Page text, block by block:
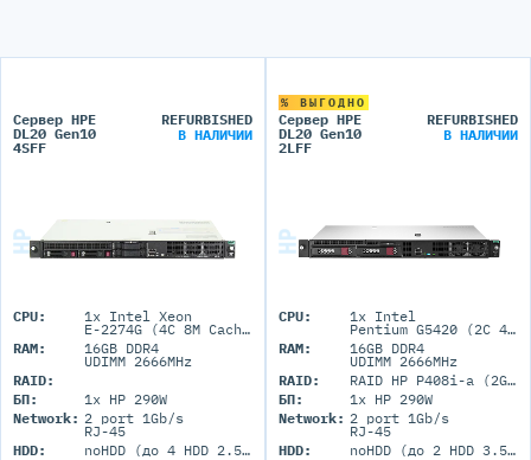
Сервер HPE
DL20 Gen10
4SFF
REFURBISHED
В НАЛИЧИИ
CPU: 1x Intel Xeon
E-2274G (4C 8M Cache 4.00 GHz)
RAM:
16GB DDR4
UDIMM 2666MHz
RAID:
БП:
1x HP 290W
Network: 2 port 1Gb/s
RJ-45
HDD:
noHDD (до 4 HDD 2.5'' SFF)
% ВЫГОДНО
Сервер HPE
DL20 Gen10
2LFF
REFURBISHED
В НАЛИЧИИ
CPU: 1x Intel
Pentium G5420 (2C 4M Cache 3.80 GHz)
RAM:
16GB DDR4
UDIMM 2666MHz
RAID:
RAID HP P408i-a (2GB+FBWC)
БП:
1x HP 290W
Network: 2 port 1Gb/s
RJ-45
HDD:
noHDD (до 2 HDD 3.5'' LFF)